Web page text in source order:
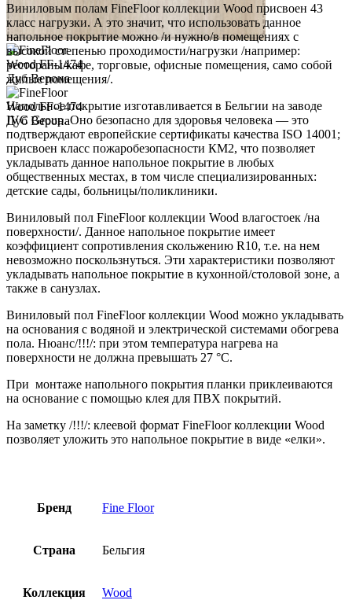
Виниловым полам FineFloor коллекции Wood присвоен 43
класс нагрузки. А это значит, что использовать данное
напольное покрытие можно /и нужно/в помещениях с
высокой степенью проходимости/нагрузки /например:
рестораны/кафе, торговые, офисные помещения, само собой
жилые помещения/.
Напольное покрытие изготавливается в Бельгии на заводе
IVC Group. Оно безопасно для здоровья человека — это
подтверждают европейские сертификаты качества ISO 14001;
присвоен класс пожаробезопасности КМ2, что позволяет
укладывать данное напольное покрытие в любых
общественных местах, в том числе специализированных:
детские сады, больницы/поликлиники.
Виниловый пол FineFloor коллекции Wood влагостоек /на
поверхности/. Данное напольное покрытие имеет
коэффициент сопротивления скольжению R10, т.е. на нем
невозможно поскользнуться. Эти характеристики позволяют
укладывать напольное покрытие в кухонной/столовой зоне, а
также в санузлах.
Виниловый пол FineFloor коллекции Wood можно укладывать
на основания с водяной и электрической системами обогрева
пола. Нюанс/!!!/: при этом температура нагрева на
поверхности не должна превышать 27 °С.
При монтаже напольного покрытия планки приклеиваются
на основание с помощью клея для ПВХ покрытий.
На заметку /!!!/: клеевой формат FineFloor коллекции Wood
позволяет уложить это напольное покрытие в виде «елки».
Бренд Fine Floor
Страна Бельгия
Коллекция Wood